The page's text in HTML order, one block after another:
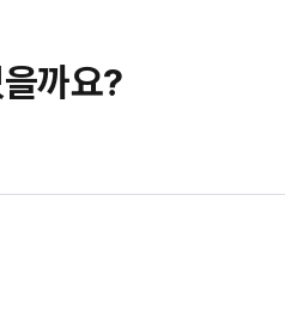
까요?